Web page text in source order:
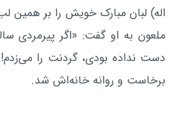
اله) لبان مبارک خویش را بر همین
ملعون به او گفت: «اگر پیرمردی
دست نداده بودی، گردنت را
برخاست و روانه خانه‌اش شد.